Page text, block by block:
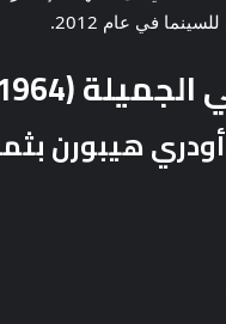
في عام 2012.
(1964)
هيبورن